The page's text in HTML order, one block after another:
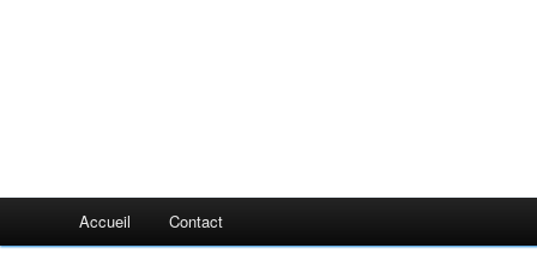
Accueil Contact